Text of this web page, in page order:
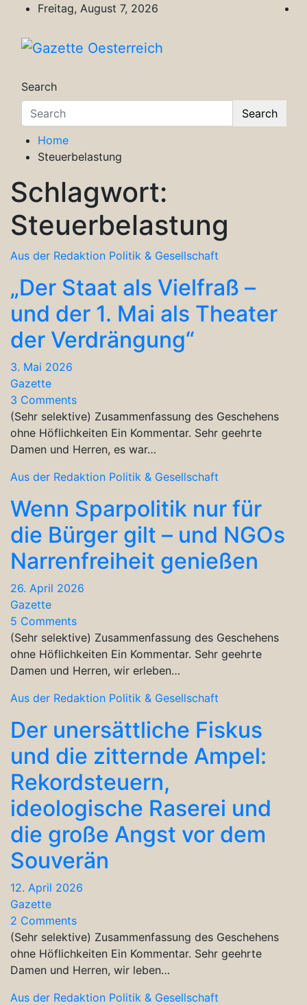
content
Freitag, August 7, 2026
Search
Search
Home
Steuerbelastung
Schlagwort:
Steuerbelastung
Aus der Redaktion Politik & Gesellschaft
„Der Staat als Vielfraß –
und der 1. Mai als Theater
der Verdrängung“
3. Mai 2026
Gazette
3 Comments
(Sehr selektive) Zusammenfassung des Geschehens
ohne Höflichkeiten Ein Kommentar. Sehr geehrte
Damen und Herren, es war…
Aus der Redaktion Politik & Gesellschaft
Wenn Sparpolitik nur für
die Bürger gilt – und NGOs
Narrenfreiheit genießen
26. April 2026
Gazette
5 Comments
(Sehr selektive) Zusammenfassung des Geschehens
ohne Höflichkeiten Ein Kommentar. Sehr geehrte
Damen und Herren, wir erleben…
Aus der Redaktion Politik & Gesellschaft
Der unersättliche Fiskus
und die zitternde Ampel:
Rekordsteuern,
ideologische Raserei und
die große Angst vor dem
Souverän
12. April 2026
Gazette
2 Comments
(Sehr selektive) Zusammenfassung des Geschehens
ohne Höflichkeiten Ein Kommentar. Sehr geehrte
Damen und Herren, wir leben…
Aus der Redaktion Politik & Gesellschaft